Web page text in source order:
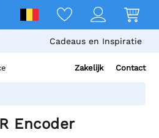
Cadeaus en Inspiratie
Zakelijk Contact
Encoder